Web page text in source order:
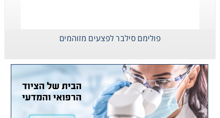
פולימם סילבר לפצעים מזוהמים